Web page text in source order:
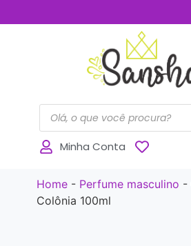
Minha Conta
Home- Perfume masculino -
Colônia 100ml